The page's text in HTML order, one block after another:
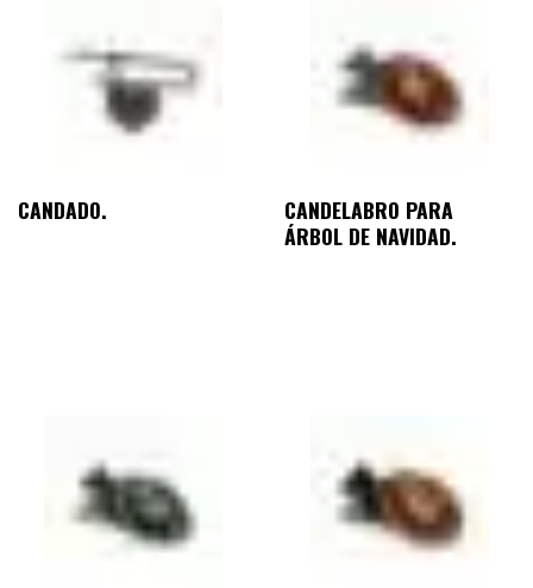
CANDADO.
CANDELABRO PARA
ÁRBOL DE NAVIDAD.